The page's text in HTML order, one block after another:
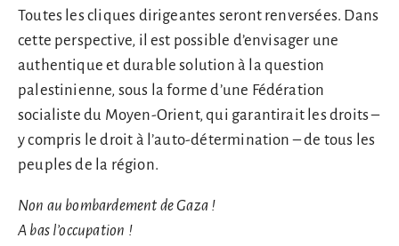
Toutes les cliques dirigeantes seront renversées. Dans
cette perspective, il est possible d’envisager une
authentique et durable solution à la question
palestinienne, sous la forme d’une Fédération
socialiste du Moyen-Orient, qui garantirait les droits –
y compris le droit à l’auto-détermination – de tous les
peuples de la région.
Non au bombardement de Gaza !
A bas l’occupation !